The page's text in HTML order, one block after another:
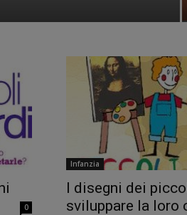
0
Infanzia
I disegni dei
sviluppare la loro